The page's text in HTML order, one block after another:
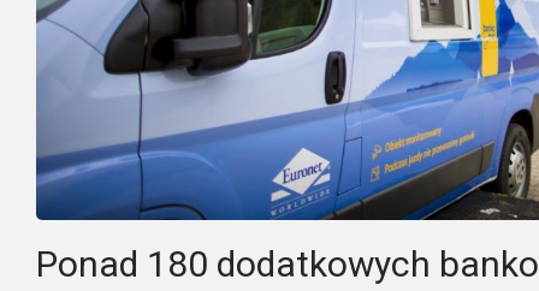
Ponad 1 80 dodatkowych